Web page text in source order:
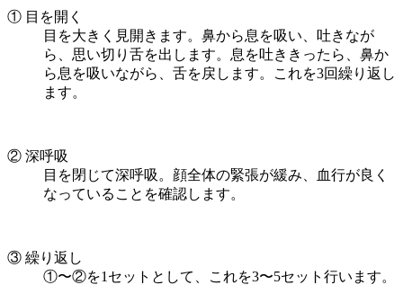
① 目を開く
目を大きく見開きます。鼻から息を吸い、吐きなが
ら、思い切り舌を出します。息を吐ききったら、鼻か
ら息を吸いながら、舌を戻します。これを3回繰り返し
ます。
② 深呼吸
目を閉じて深呼吸。顔全体の緊張が緩み、血行が良く
なっていることを確認します。
③ 繰り返し
①〜②を1セットとして、これを3〜5セット行います。